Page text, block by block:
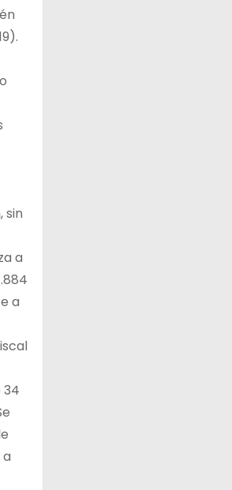
sin
a
a
34